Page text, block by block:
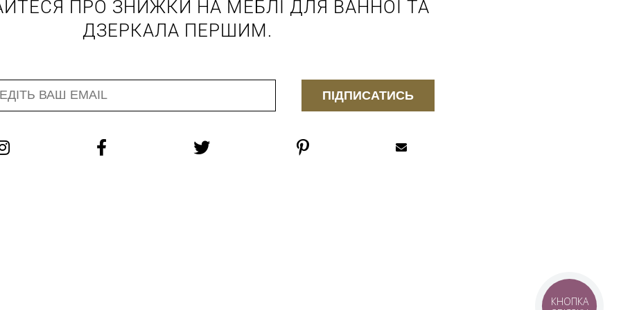
ПРО ЗНИЖКИ НА МЕБЛІ ДЛЯ ВАННОЇ ТА
ДЗЕРКАЛА ПЕРШИМ.
ПІДПИСАТИСЬ
КНОПКА